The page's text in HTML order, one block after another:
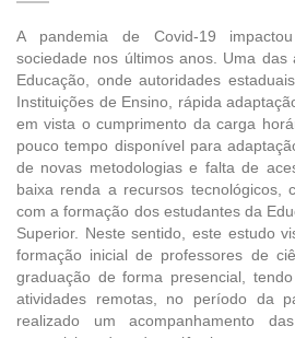
A pandemia de Covid-19
sociedade nos últimos anos. Uma das
Educação, onde autoridades
Instituições de Ensino, rápida
em vista o cumprimento da carga
pouco tempo disponível para
de novas metodologias e falta de
baixa renda a recursos tecnológicos,
com a formação dos estudantes da
Superior. Neste sentido, este estudo
formação inicial de professores de
graduação de forma presencial,
atividades remotas, no período da
realizado um acompanhamento